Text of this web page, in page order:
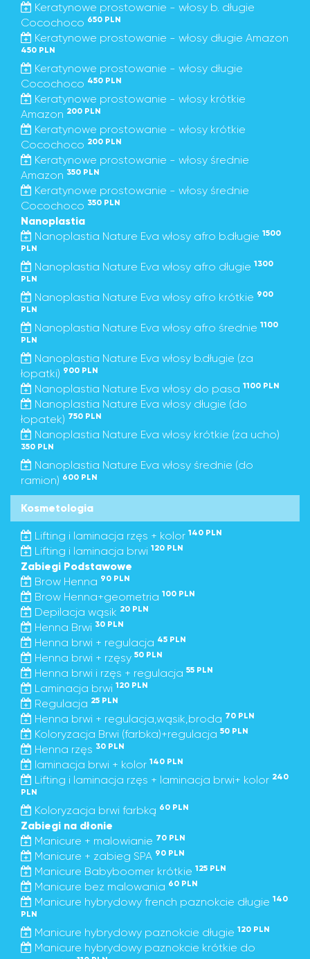
Keratynowe prostowanie - włosy b. długie
Cocochoco 650 PLN
Keratynowe prostowanie - włosy długie Amazon
450 PLN
Keratynowe prostowanie - włosy długie
Cocochoco 450 PLN
Keratynowe prostowanie - włosy krótkie
Amazon 200 PLN
Keratynowe prostowanie - włosy krótkie
Cocochoco 200 PLN
Keratynowe prostowanie - włosy średnie
Amazon 350 PLN
Keratynowe prostowanie - włosy średnie
Cocochoco 350 PLN
Nanoplastia
Nanoplastia Nature Eva włosy afro b.długie 1500
PLN
Nanoplastia Nature Eva włosy afro długie 1300
PLN
Nanoplastia Nature Eva włosy afro krótkie 900
PLN
Nanoplastia Nature Eva włosy afro średnie 1100
PLN
Nanoplastia Nature Eva włosy b.długie (za
łopatki) 900 PLN
Nanoplastia Nature Eva włosy do pasa 1100 PLN
Nanoplastia Nature Eva włosy długie (do
łopatek) 750 PLN
Nanoplastia Nature Eva włosy krótkie (za ucho)
350 PLN
Nanoplastia Nature Eva włosy średnie (do
ramion) 600 PLN
Kosmetologia
Lifting i laminacja rzęs + kolor 140 PLN
Lifting i laminacja brwi 120 PLN
Zabiegi Podstawowe
Brow Henna 90 PLN
Brow Henna+geometria 100 PLN
Depilacja wąsik 20 PLN
Henna Brwi 30 PLN
Henna brwi + regulacja 45 PLN
Henna brwi + rzęsy 50 PLN
Henna brwi i rzęs + regulacja 55 PLN
Laminacja brwi 120 PLN
Regulacja 25 PLN
Henna brwi + regulacja,wąsik,broda 70 PLN
Koloryzacja Brwi (farbka)+regulacja 50 PLN
Henna rzęs 30 PLN
laminacja brwi + kolor 140 PLN
Lifting i laminacja rzęs + laminacja brwi+ kolor 240
PLN
Koloryzacja brwi farbką 60 PLN
Zabiegi na dłonie
Manicure + malowianie 70 PLN
Manicure + zabieg SPA 90 PLN
Manicure Babyboomer krótkie 125 PLN
Manicure bez malowania 60 PLN
Manicure hybrydowy french paznokcie długie 140
PLN
Manicure hybrydowy paznokcie długie 120 PLN
Manicure hybrydowy paznokcie krótkie do